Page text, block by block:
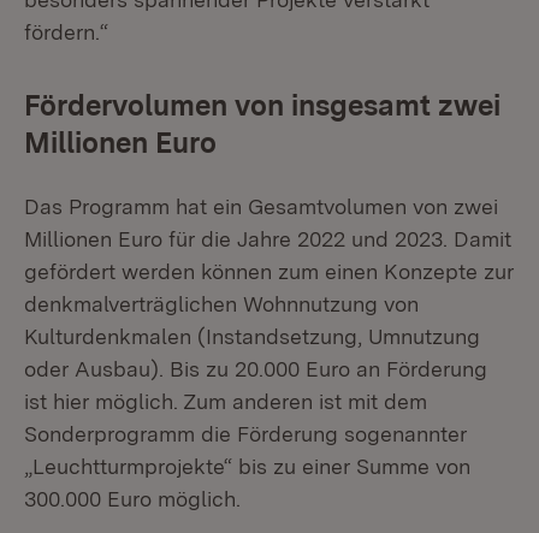
fördern.“
Fördervolumen von insgesamt zwei
Millionen Euro
Das Programm hat ein Gesamtvolumen von zwei
Millionen Euro für die Jahre 2022 und 2023. Damit
gefördert werden können zum einen Konzepte zur
denkmalverträglichen Wohnnutzung von
Kulturdenkmalen (Instandsetzung, Umnutzung
oder Ausbau). Bis zu 20.000 Euro an Förderung
ist hier möglich. Zum anderen ist mit dem
Sonderprogramm die Förderung sogenannter
„Leuchtturmprojekte“ bis zu einer Summe von
300.000 Euro möglich.